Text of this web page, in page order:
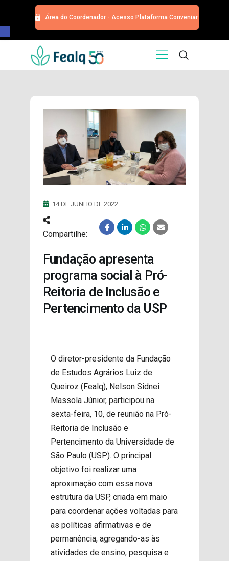
Barra de Ferramentas Aberta
Área do Coordenador - Acesso Plataforma Conveniar
HOME
EDITORA
PROGRAMA DE APOIOS
TRABALHE CONOSCO
NOTÍCIAS
CONTATO
ESPECIALIZAÇÕES USP
DOAÇÕES PARA
PROJETOS
14 DE JUNHO DE 2022
Compartilhe:
Fundação apresenta
programa social à Pró-
Reitoria de Inclusão e
Pertencimento da USP
O diretor-presidente da Fundação
de Estudos Agrários Luiz de
Queiroz (Fealq), Nelson Sidnei
Massola Júnior, participou na
sexta-feira, 10, de reunião na Pró-
Reitoria de Inclusão e
Pertencimento da Universidade de
São Paulo (USP). O principal
objetivo foi realizar uma
aproximação com essa nova
estrutura da USP, criada em maio
para coordenar ações voltadas para
as políticas afirmativas e de
permanência, agregando-as às
atividades de ensino, pesquisa e